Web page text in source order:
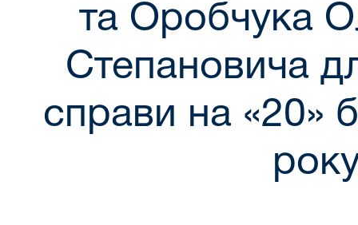
та Оробчука
Степановича
справи на «20»